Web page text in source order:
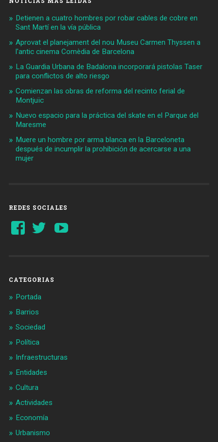
Detienen a cuatro hombres por robar cables de cobre en
Sant Martí en la vía pública
Aprovat el planejament del nou Museu Carmen Thyssen a
l'antic cinema Comèdia de Barcelona
La Guardia Urbana de Badalona incorporará pistolas Taser
para conflictos de alto riesgo
Comienzan las obras de reforma del recinto ferial de
Montjuïc
Nuevo espacio para la práctica del skate en el Parque del
Maresme
Muere un hombre por arma blanca en la Barceloneta
después de incumplir la prohibición de acercarse a una
mujer
REDES SOCIALES
Ver
perfil
Ver
perfil
CATEGORIAS
Portada
Barrios
Sociedad
Política
Infraestructuras
Entidades
Cultura
Actividades
Economía
Urbanismo